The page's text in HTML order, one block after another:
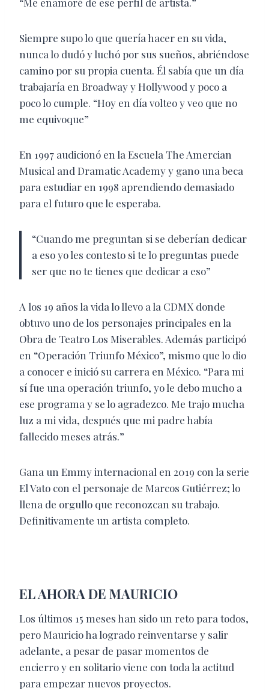
Siempre supo lo que quería hacer en su vida,
nunca lo dudó y luchó por sus sueños, abriéndose
camino por su propia cuenta. Él sabía que un día
trabajaría en Broadway y Hollywood y poco a
poco lo cumple. “Hoy en día volteo y veo que no
me equivoque”
En 1997 audicionó en la Escuela The Amercian
Musical and Dramatic Academy y gano una beca
para estudiar en 1998 aprendiendo demasiado
para el futuro que le esperaba.
“Cuando me preguntan si se deberían dedicar
a eso yo les contesto si te lo preguntas puede
ser que no te tienes que dedicar a eso”
A los 19 años la vida lo llevo a la CDMX donde
obtuvo uno de los personajes principales en la
Obra de Teatro Los Miserables. Además participó
en “Operación Triunfo México”, mismo que lo dio
a conocer e inició su carrera en México. “Para mi
sí fue una operación triunfo, yo le debo mucho a
ese programa y se lo agradezco. Me trajo mucha
luz a mi vida, después que mi padre había
fallecido meses atrás.”
Gana un Emmy internacional en 2019 con la serie
El Vato con el personaje de Marcos Gutiérrez; lo
llena de orgullo que reconozcan su trabajo.
Definitivamente un artista completo.
EL AHORA DE MAURICIO
Los últimos 15 meses han sido un reto para todos,
pero Mauricio ha logrado reinventarse y salir
adelante, a pesar de pasar momentos de
encierro y en solitario viene con toda la actitud
para empezar nuevos proyectos.